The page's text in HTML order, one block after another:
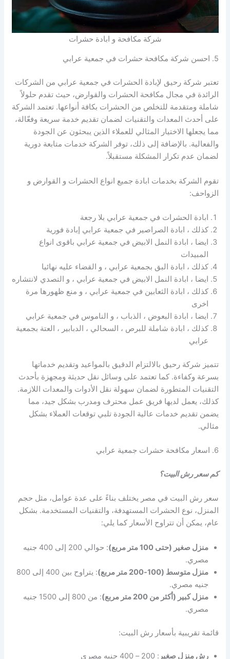
شركة مكافحة و ابادة حشرات
5. احسن شركة مكافحة حشرات في جمعية عرابي
تعتبر شركة رحيق لإبادة الحشرات في جمعية عرابي من الشركات
الرائدة في مجال مكافحة الحشرات والقوارض، حيث تقدم حلولاً
شاملة ومتقدمة للتخلص من الحشرات بكافة أنواعها. تعتمد الشركة
على أحدث المعدات والتقنيات لضمان تقديم خدمة سريعة وفعّالة،
مما يجعلها الاختيار المثالي للعملاء الذين يبحثون عن الجودة
والفعالية. بالإضافة إلى ذلك، توفر الشركة خدمات متابعة دورية
لضمان عدم تكرار المشكلة مستقبلاً.
تقوم الشركة بخدمات ابادة جميع انواع الحشرات و القوارض و
الزواحف:
ابادة الحشرات في جمعية عرابي بلا رجعة
كذلك ، ابادة الصراصير في جمعية عرابي إبادة فورية
ايضا ، ابادة النمل الابيض في جمعية عرابي باقوى انواع
المبيدات
كذلك ، ابادة البق بجمعية عرابي ، و القضاء عليه نهائيا
ايضا ، ابادة النمل الابيض في جمعية عرابي ، و التصدي لانتشاره
كذلك ، ابادة الثعابين في جمعية عرابي ، و منع ظهورها مرة
اخرى
ايضا ، ابادة البعوض ، الذباب ، و الناموس في جمعية عرابي
كذلك ، ابادة شاملة للبرص ، السحالي ، الدبابير ، العتة بجمعية
عرابي
تتميز شركة رحيق بالالتزام الدقيق بالمواعيد وتقديم خدماتها
بسرعة وكفاءة. كما تعتمد على وسائل نقل حديثة ومجهزة بأحدث
التقنيات المتطورة لضمان سهولة نقل الأدوات والمعدات اللازمة.
كذلك، يعمل لديها فريق عمل محترف ومدرب بشكل جيد، مما
يضمن تقديم خدمات عالية الجودة تلبي توقعات العملاء بشكل
مثالي.
6. اسعار مكافحة حشرات جمعية عرابي
كم سعر رش البيت؟
سعر رش البيت في مصر يختلف بناءً على عدة عوامل، مثل حجم
المنزل، نوع الحشرات المستهدفة، والتقنيات المستخدمة. بشكل
عام، يمكن أن تتراوح الأسعار كما يلي:
منزل صغير (حتى 100 متر مربع)
: حوالي 200 إلى 400 جنيه
مصري.
منزل متوسط (100-200 متر مربع)
: يتراوح بين 400 إلى 800
جنيه مصري.
منزل كبير (أكثر من 200 متر مربع)
: من 800 إلى 1500 جنيه
مصري.
قائمة تقريبية بأسعار رش البيت:
رش منزل صغير : 200 – 400 جنيه مصري